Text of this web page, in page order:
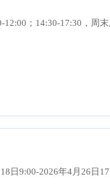
；14:30-17:30，周
日9:00-2026年4月26日